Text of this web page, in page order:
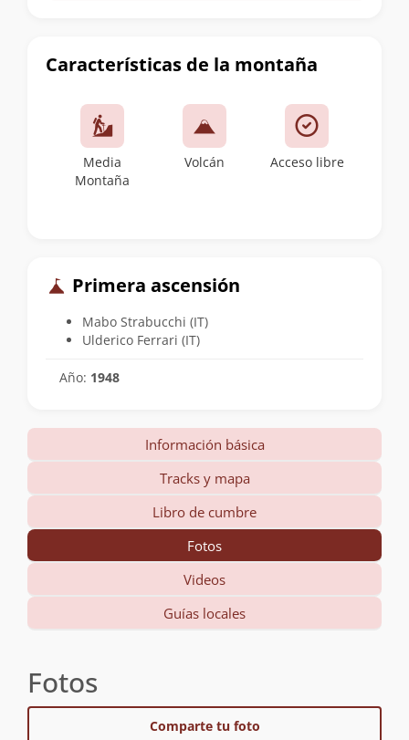
Características de la montaña
Media
Montaña
Volcán Acceso libre
Primera ascensión
Mabo Strabucchi (IT)
Ulderico Ferrari (IT)
Año: 1948
Información básica
Tracks y mapa
Libro de cumbre
Fotos
Videos
Guías locales
Fotos
Comparte tu foto